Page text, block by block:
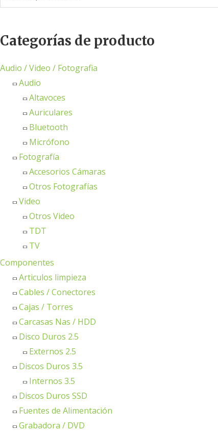
Categorías de producto
Audio / Video / Fotografia
Audio
Altavoces
Auriculares
Bluetooth
Micrófono
Fotografía
Accesorios Cámaras
Otros Fotografías
Video
Otros Video
TDT
TV
Componentes
Articulos limpieza
Cables / Conectores
Cajas / Torres
Carcasas Nas / HDD
Disco Duros 2.5
Externos 2.5
Discos Duros 3.5
Internos 3.5
Discos Duros SSD
Fuentes de Alimentación
Grabadora / DVD